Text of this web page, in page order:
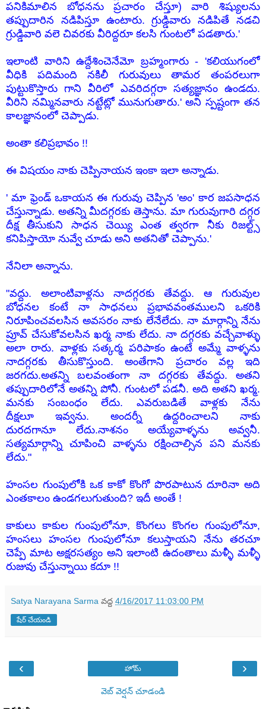
పనికిమాలిన బోధనను ప్రచారం చేస్తూ) వారి శిష్యులను
తప్పుదారిన నడిపిస్తూ ఉంటారు. గ్రుడ్డివారు నడిపితే నడచి
గ్రుడ్డివారి వలె చివరకు వీరిద్దరూ కలసి గుంటలో పడతారు.'
ఇలాంటి వారిని ఉద్దేశించెనేమో బ్రహ్మంగారు - 'కలియుగంలో
వీధికి పదిమంది నకిలీ గురువులు తామర తంపరలుగా
పుట్టుకొస్తారు గాని వీరిలో ఎవరిదగ్గరా సత్యజ్ఞానం ఉండదు.
వీరిని నమ్మినవారు నట్టేట్లో మునుగుతారు.' అని స్పష్టంగా తన
కాలజ్ఞానంలో చెప్పాడు.
అంతా కలిప్రభావం !!
ఈ విషయం నాకు చెప్పినాయన ఇంకా ఇలా అన్నాడు.
' మా ఫ్రెండ్ ఒకాయన ఈ గురువు చెప్పిన 'అం' కార జపసాధన
చేస్తున్నాడు. అతన్ని మీదగ్గరకు తెస్తాను. మా గురువుగారి దగ్గర
దీక్ష తీసుకుని సాధన చెయ్యి ఎంత త్వరగా నీకు రిజల్ట్స్
కనిపిస్తాయో నువ్వే చూడు అని అతనితో చెప్పాను.'
నేనిలా అన్నాను.
"వద్దు. అలాంటివాళ్లను నాదగ్గరకు తేవద్దు. ఆ గురువుల
బోధనల కంటే నా సాధనలు ప్రభావవంతములని ఒకరికి
నిరూపించవలసిన అవసరం నాకు లేనేలేదు. నా మార్గాన్ని నేను
ప్రూవ్ చేసుకోవలసిన ఖర్మ నాకు లేదు. నా దగ్గరకు వచ్చేవాళ్ళు
అలా రారు. వాళ్లకు సత్కర్మ పరిపాకం ఉంటే అమ్మే వాళ్ళను
నాదగ్గరకు తీసుకొస్తుంది. అంతేగాని ప్రచారం వల్ల ఇది
జరగదు.అతన్ని బలవంతంగా నా దగ్గరకు తేవద్దు. అతని
తప్పుదారిలోనే అతన్ని పోనీ. గుంటలో పడనీ. అది అతని ఖర్మ.
మనకు సంబంధం లేదు. ఎవరుబడితే వాళ్లకు నేను
దీక్షలూ ఇవ్వను. అందర్నీ ఉద్దరించాలని నాకు
దురదగానూ లేదు.నాశనం అయ్యేవాళ్ళను అవ్వనీ.
సత్యమార్గాన్ని చూపించి వాళ్ళను రక్షించాల్సిన పని మనకు
లేదు."
హంసల గుంపులోకి ఒక కాకో కొంగో పొరపాటున దూరినా అది
ఎంతకాలం ఉండగలుగుతుంది? ఇదీ అంతే !
కాకులు కాకుల గుంపులోనూ, కొంగలు కొంగల గుంపులోనూ,
హంసలు హంసల గుంపులోనూ కలుస్తాయని నేను తరచూ
చెప్పే మాట అక్షరసత్యం అని ఇలాంటి ఉదంతాలు మళ్ళీ మళ్ళీ
రుజువు చేస్తున్నాయి కదూ !!
Satya Narayana Sarma వద్ద 4/16/2017 11:03:00 PM
షేర్ చేయండి
‹ ›
హోమ్
వెబ్ వెర్షన్‌ చూడండి